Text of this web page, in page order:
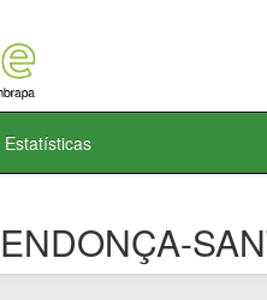
Estatísticas